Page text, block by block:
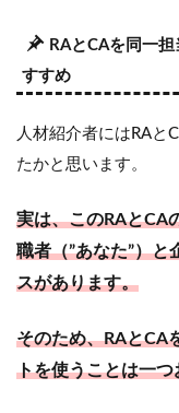
RAとCAを同一
すすめ
人材紹介者にはRAと
たかと思います。
実は、このRAとCA
職者（”あなた”）
スがあります。
そのため、RAとCA
トを使うことは一